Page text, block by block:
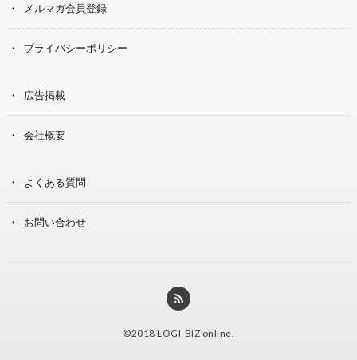
メルマガ会員登録
プライバシーポリシー
広告掲載
会社概要
よくある質問
お問い合わせ
©2018 LOGI-BIZ online